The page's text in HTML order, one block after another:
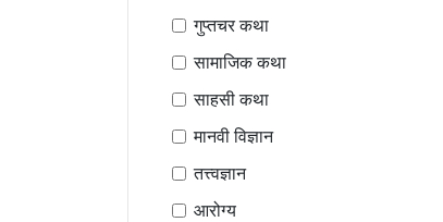
गुप्तचर कथा
सामाजिक कथा
साहसी कथा
मानवी विज्ञान
तत्त्वज्ञान
आरोग्य